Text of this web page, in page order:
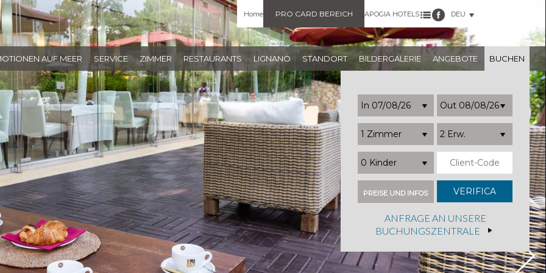
AUF MEER SERVICE ZIMMER RESTAURANTS LIGNANO STANDORT BILDERGALERIE ANGEBOTE BUCHEN
Home PRO CARD BEREICH APOGIA HOTELS DEU
1 Zimmer 2 Erw.
0 Kinder
PREISE UND INFOS
ANFRAGE AN UNSERE
BUCHUNGSZENTRALE